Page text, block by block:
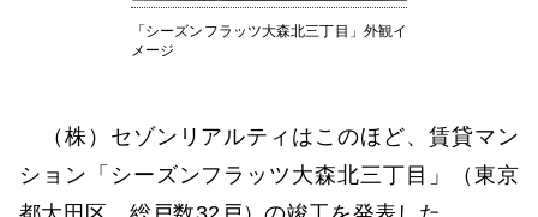
「シーズンフラッツ大森北三丁目」外観イ
メージ
（株）セゾンリアルティはこのほど、賃貸マン
ション「シーズンフラッツ大森北三丁目」（東京